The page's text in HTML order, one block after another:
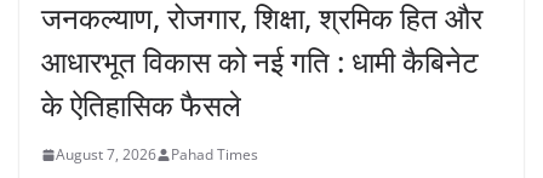
जनकल्याण, रोजगार, शिक्षा, श्रमिक हित और
आधारभूत विकास को नई गति : धामी कैबिनेट
के ऐतिहासिक फैसले
August 7, 2026 Pahad Times